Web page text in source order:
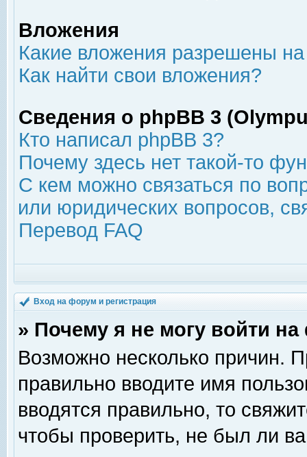
Вложения
Какие вложения разрешены
Как найти свои вложения?
Сведения о phpBB 3
Кто написал phpBB 3?
Почему здесь нет такой-то
С кем можно связаться по
или юридических вопросов,
Перевод FAQ
Вход на форум и регистрация
» Почему я не могу войти
Возможно несколько причин.
правильно вводите имя
вводятся правильно, то
чтобы проверить, не был ли